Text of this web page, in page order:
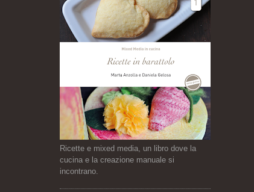
Ricette e mixed media, un libro dove la
cucina e la creazione manuale si
incontrano.